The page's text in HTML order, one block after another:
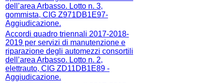
dell’area Arbasso. Lotto n. 3,
gommista, CIG Z971DB1E97-
Aggiudicazione.
Accordi quadro triennali 2017-2018-
2019 per servizi di manutenzione e
riparazione degli automezzi consortili
dell’area Arbasso. Lotto n. 2,
elettrauto, CIG ZD11DB1E89 -
Aggiudicazione.